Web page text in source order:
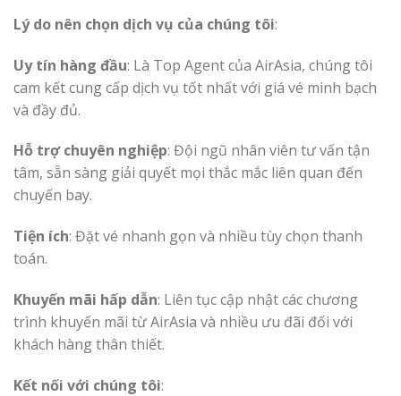
Lý do nên chọn dịch vụ của chúng tôi:
Uy tín hàng đầu: Là Top Agent của AirAsia, chúng tôi
cam kết cung cấp dịch vụ tốt nhất với giá vé minh bạch
và đầy đủ.
Hỗ trợ chuyên nghiệp: Đội ngũ nhân viên tư vấn tận
tâm, sẵn sàng giải quyết mọi thắc mắc liên quan đến
chuyến bay.
Tiện ích: Đặt vé nhanh gọn và nhiều tùy chọn thanh
toán.
Khuyến mãi hấp dẫn: Liên tục cập nhật các chương
trình khuyến mãi từ AirAsia và nhiều ưu đãi đối với
khách hàng thân thiết.
Kết nối với chúng tôi: